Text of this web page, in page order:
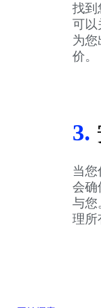
找到
可以
为您
价。
3.
当您
会确
与您
理所